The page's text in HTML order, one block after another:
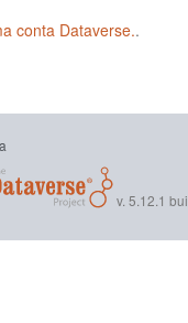
conta Dataverse..
v. 5.12.1